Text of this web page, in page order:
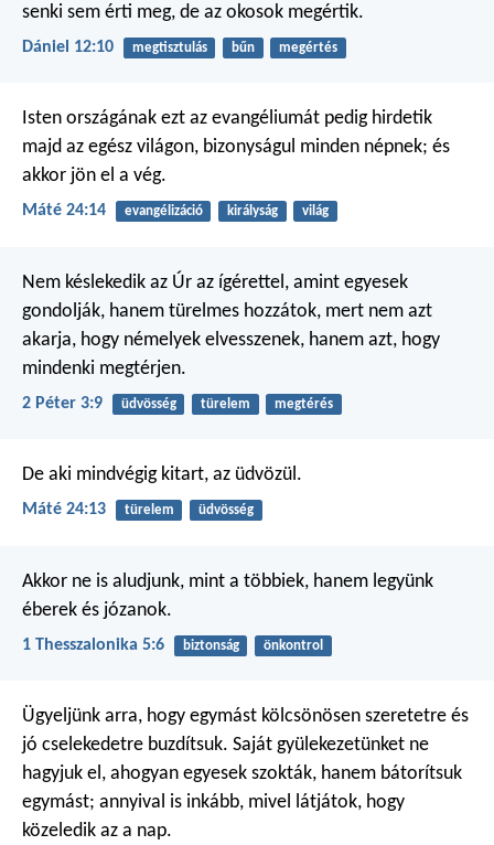
senki sem érti meg, de az okosok megértik.
Dániel 12:10 megtisztulás bűn megértés
Isten országának ezt az evangéliumát pedig hirdetik
majd az egész világon, bizonyságul minden népnek; és
akkor jön el a vég.
Máté 24:14 evangélizáció királyság világ
Nem késlekedik az Úr az ígérettel, amint egyesek
gondolják, hanem türelmes hozzátok, mert nem azt
akarja, hogy némelyek elvesszenek, hanem azt, hogy
mindenki megtérjen.
2 Péter 3:9 üdvösség türelem megtérés
De aki mindvégig kitart, az üdvözül.
Máté 24:13 türelem üdvösség
Akkor ne is aludjunk, mint a többiek, hanem legyünk
éberek és józanok.
1 Thesszalonika 5:6 biztonság önkontrol
Ügyeljünk arra, hogy egymást kölcsönösen szeretetre és
jó cselekedetre buzdítsuk. Saját gyülekezetünket ne
hagyjuk el, ahogyan egyesek szokták, hanem bátorítsuk
egymást; annyival is inkább, mivel látjátok, hogy
közeledik az a nap.